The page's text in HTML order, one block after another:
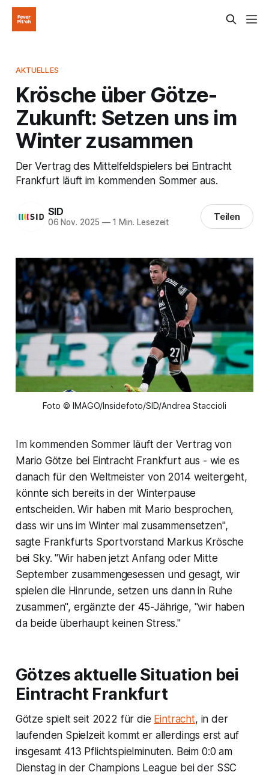
AKTUELLES
Krösche über Götze-
Zukunft: Setzen uns im
Winter zusammen
Der Vertrag des Mittelfeldspielers bei Eintracht
Frankfurt läuft im kommenden Sommer aus.
SID
06 Nov. 2025 —1 Min. Lesezeit Teilen
Foto © IMAGO/Insidefoto/SID/Andrea Staccioli
Im kommenden Sommer läuft der Vertrag von
Mario Götze bei Eintracht Frankfurt aus - wie es
danach für den Weltmeister von 2014 weitergeht,
könnte sich bereits in der Winterpause
entscheiden. Wir haben mit Mario besprochen,
dass wir uns im Winter mal zusammensetzen",
sagte Frankfurts Sportvorstand Markus Krösche
bei Sky. "Wir haben jetzt Anfang oder Mitte
September zusammengesessen und gesagt, wir
spielen die Hinrunde, setzen uns dann in Ruhe
zusammen", ergänzte der 45-Jährige, "wir haben
da beide überhaupt keinen Stress."
Götzes aktuelle Situation bei
Eintracht Frankfurt
Götze spielt seit 2022 für die Eintracht, in der
laufenden Spielzeit kommt er allerdings erst auf
insgesamt 413 Pflichtspielminuten. Beim 0:0 am
Dienstag in der Champions League bei der SSC